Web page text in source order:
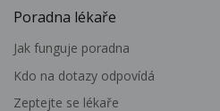
Poradna lékaře
Jak funguje poradna
Kdo na dotazy odpovídá
Zeptejte se lékaře